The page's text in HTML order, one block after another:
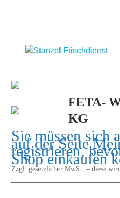
FETA-
KG
Sie müssen sich
auf der Seite
registrieren,
Shop einkaufen
Zzgl. gesetzlicher MwSt. – diese